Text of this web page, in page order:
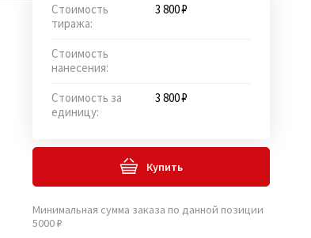
Стоимость
тиража:
3 800 ₽
Стоимость
нанесения:
Стоимость за
единицу:
3 800 ₽
Купить
Минимальная сумма заказа по данной позиции
5000 ₽